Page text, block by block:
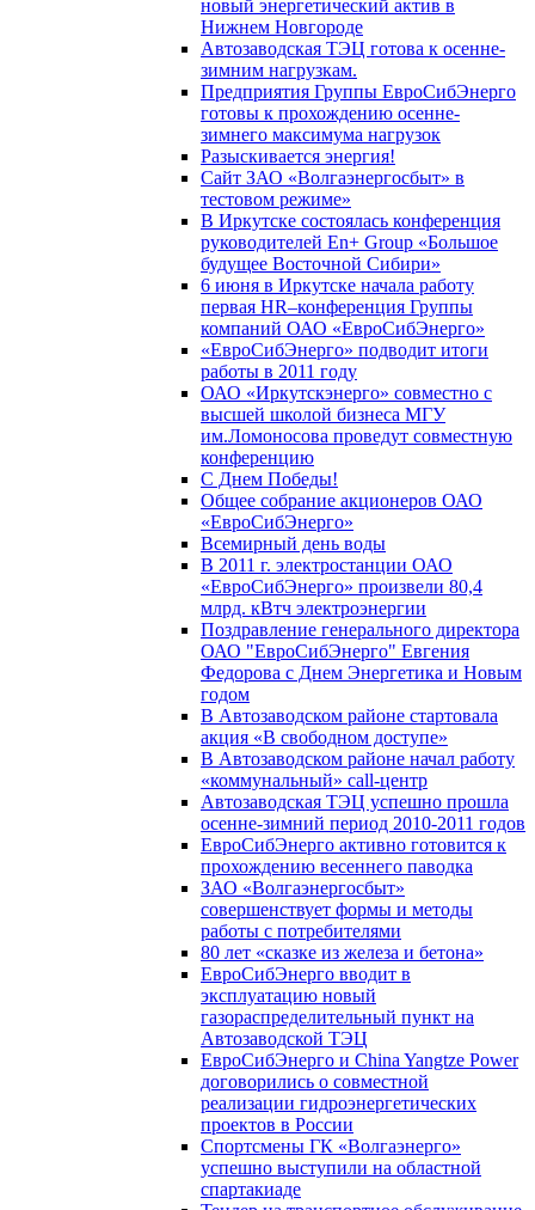
новый энергетический актив в
Нижнем Новгороде
Автозаводская ТЭЦ готова к осенне-
зимним нагрузкам.
Предприятия Группы ЕвроСибЭнерго
готовы к прохождению осенне-
зимнего максимума нагрузок
Разыскивается энергия!
Сайт ЗАО «Волгаэнергосбыт» в
тестовом режиме»
В Иркутске состоялась конференция
руководителей En+ Group «Большое
будущее Восточной Сибири»
6 июня в Иркутске начала работу
первая HR–конференция Группы
компаний ОАО «ЕвроСибЭнерго»
«ЕвроСибЭнерго» подводит итоги
работы в 2011 году
ОАО «Иркутскэнерго» совместно с
высшей школой бизнеса МГУ
им.Ломоносова проведут совместную
конференцию
С Днем Победы!
Общее собрание акционеров ОАО
«ЕвроСибЭнерго»
Всемирный день воды
В 2011 г. электростанции ОАО
«ЕвроСибЭнерго» произвели 80,4
млрд. кВтч электроэнергии
Поздравление генерального директора
ОАО "ЕвроСибЭнерго" Евгения
Федорова с Днем Энергетика и Новым
годом
В Автозаводском районе стартовала
акция «В свободном доступе»
В Автозаводском районе начал работу
«коммунальный» call-центр
Автозаводская ТЭЦ успешно прошла
осенне-зимний период 2010-2011 годов
ЕвроСибЭнерго активно готовится к
прохождению весеннего паводка
ЗАО «Волгаэнергосбыт»
совершенствует формы и методы
работы с потребителями
80 лет «сказке из железа и бетона»
ЕвроСибЭнерго вводит в
эксплуатацию новый
газораспределительный пункт на
Автозаводской ТЭЦ
ЕвроСибЭнерго и China Yangtze Power
договорились о совместной
реализации гидроэнергетических
проектов в России
Спортсмены ГК «Волгаэнерго»
успешно выступили на областной
спартакиаде